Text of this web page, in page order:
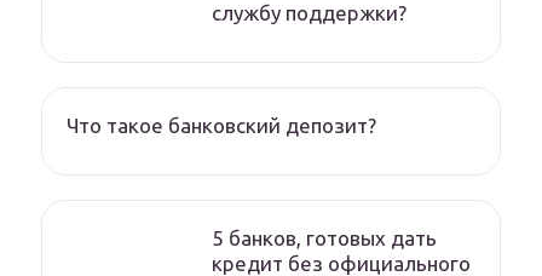
службу поддержки?
Что такое банковский депозит?
5 банков, готовых дать
кредит без официального